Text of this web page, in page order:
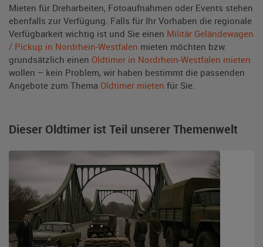
Mieten für Dreharbeiten, Fotoaufnahmen oder Events stehen
ebenfalls zur Verfügung. Falls für Ihr Vorhaben die regionale
Verfügbarkeit wichtig ist und Sie einen Militär Geländewagen
/ Pickup in Nordrhein-Westfalen mieten möchten bzw.
grundsätzlich einen Oldtimer in Nordrhein-Westfalen mieten
wollen – kein Problem, wir haben bestimmt die passenden
Angebote zum Thema Oldtimer mieten für Sie.
Dieser Oldtimer ist Teil unserer Themenwelt